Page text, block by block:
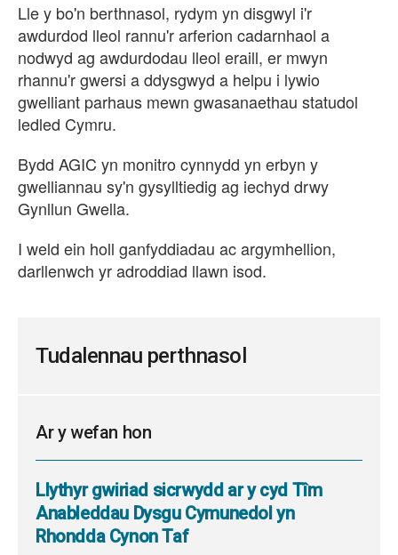
Lle y bo'n berthnasol, rydym yn disgwyl i'r
awdurdod lleol rannu'r arferion cadarnhaol a
nodwyd ag awdurdodau lleol eraill, er mwyn
rhannu'r gwersi a ddysgwyd a helpu i lywio
gwelliant parhaus mewn gwasanaethau statudol
ledled Cymru.
Bydd AGIC yn monitro cynnydd yn erbyn y
gwelliannau sy'n gysylltiedig ag iechyd drwy
Gynllun Gwella.
I weld ein holl ganfyddiadau ac argymhellion,
darllenwch yr adroddiad llawn isod.
Tudalennau perthnasol
Ar y wefan hon
Llythyr gwiriad sicrwydd ar y cyd Tîm
Anableddau Dysgu Cymunedol yn
Rhondda Cynon Taf